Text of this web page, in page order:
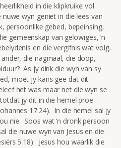
in die klipkruike vol
wyn geniet in die lees van
persoonlike gebed, bepeinsing,
gemeenskap van gelowiges, ‘n
en die vergifnis wat volg,
die nagmaal, die doop,
As jy dink die wyn van sy
moet jy kans gee dat dit
het was maar net die wyn se
jy dit in die hemel proe
17:24). In die hemel sal jy
nie. Soos wat ‘n dronk persoon
die nuwe wyn van Jesus en die
5:18). Jesus hou waarlik die